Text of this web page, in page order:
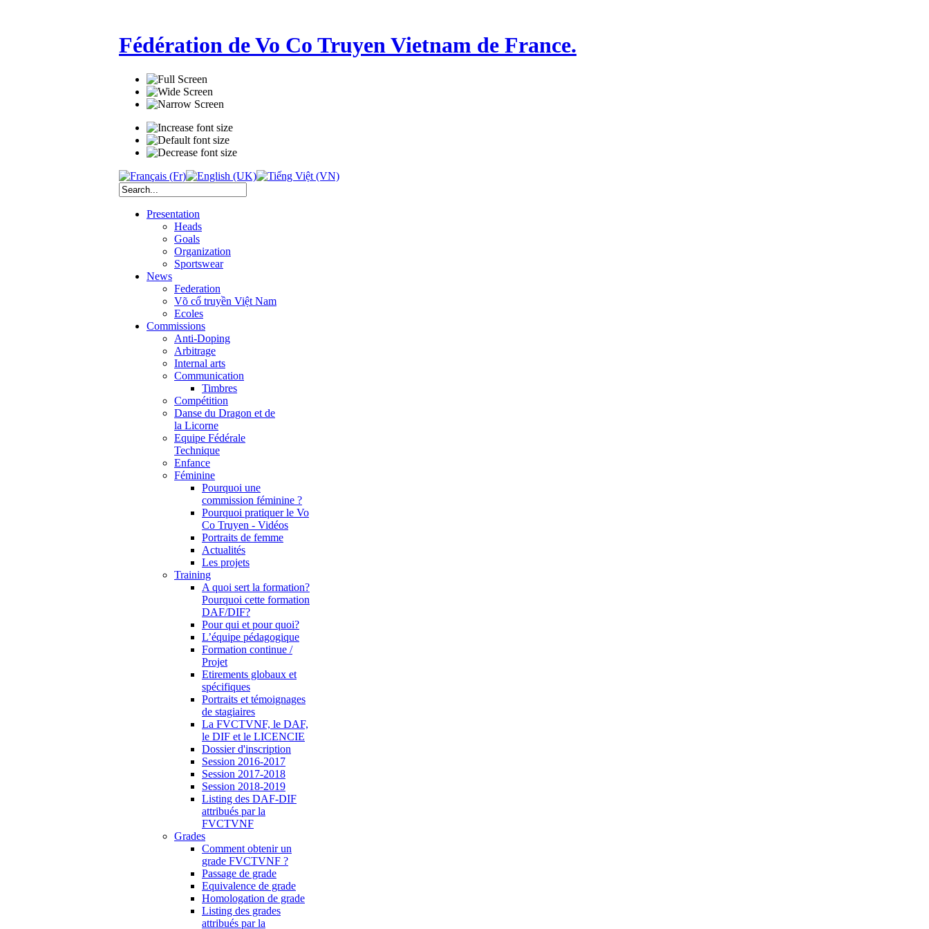
Fédération de Vo Co Truyen Vietnam de France.
Presentation
Heads
Goals
Organization
Sportswear
News
Federation
Võ cổ truyền Việt Nam
Ecoles
Commissions
Anti-Doping
Arbitrage
Internal arts
Communication
Timbres
Compétition
Danse du Dragon et de
la Licorne
Equipe Fédérale
Technique
Enfance
Féminine
Pourquoi une
commission féminine ?
Pourquoi pratiquer le Vo
Co Truyen - Vidéos
Portraits de femme
Actualités
Les projets
Training
A quoi sert la formation?
Pourquoi cette formation
DAF/DIF?
Pour qui et pour quoi?
L’équipe pédagogique
Formation continue /
Projet
Etirements globaux et
spécifiques
Portraits et témoignages
de stagiaires
La FVCTVNF, le DAF,
le DIF et le LICENCIE
Dossier d'inscription
Session 2016-2017
Session 2017-2018
Session 2018-2019
Listing des DAF-DIF
attribués par la
FVCTVNF
Grades
Comment obtenir un
grade FVCTVNF ?
Passage de grade
Equivalence de grade
Homologation de grade
Listing des grades
attribués par la